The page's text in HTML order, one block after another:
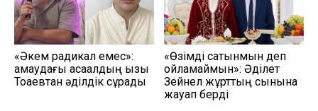
«Әкем радикал емес»:
қамаудағы ақсақалдың қызы
Тоқаевтан әділдік сұрады
«Өзімді сатқынмын деп
ойламаймын»: Әділет
Зейнел жұрттың сынына
жауап берді